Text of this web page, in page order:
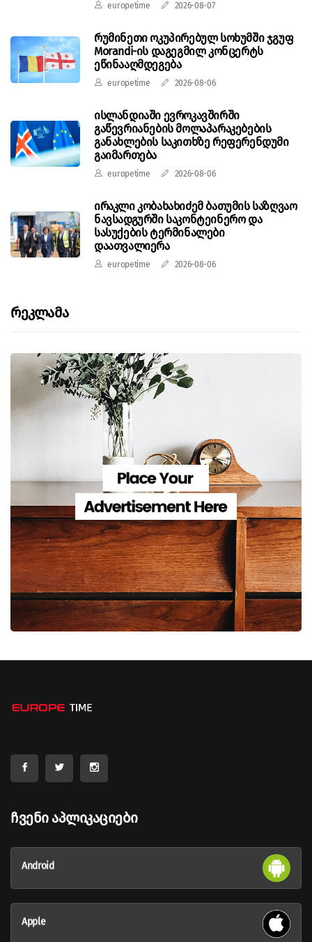
europetime 2026-08-07
რუმინეთი ოკუპირებულ სოხუმში ჯგუფ
Morandi-ის დაგეგმილ კონცერტს
ეწინააღმდეგება
europetime 2026-08-06
ისლანდიაში ევროკავშირში
გაწევრიანების მოლაპარაკებების
განახლების საკითხზე რეფერენდუმი
გაიმართება
europetime 2026-08-06
ირაკლი კობახახიძემ ბათუმის საზღვაო
ნავსადგურში საკონტეინერო და
სასუქების ტერმინალები
დაათვალიერა
europetime 2026-08-06
Რეკლამა
Ჩვენი Აპლიკაციები
Android
Apple